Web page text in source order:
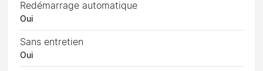
Redémarrage automatique
Oui
Sans entretien
Oui